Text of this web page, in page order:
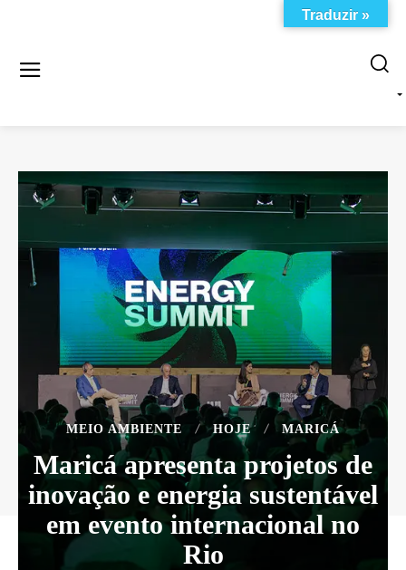
MEIO AMBIENTE HOJE MARICÁ
Maricá apresenta projetos de
inovação e energia sustentável
em evento internacional no
Rio
Traduzir »